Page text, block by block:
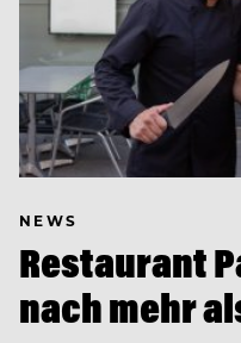
NEWS
Restaurant
nach mehr